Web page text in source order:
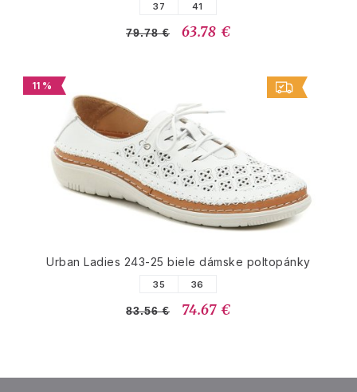
37 41
79.78 € 63.78 €
11 %
Urban Ladies 243-25 biele dámske poltopánky
35 36
83.56 € 74.67 €